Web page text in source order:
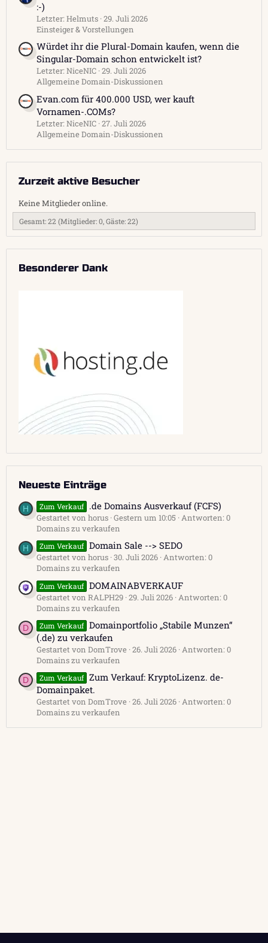
:-)
Letzter: Helmuts 29. Juli 2026
Einsteiger & Vorstellungen
Würdet ihr die Plural-Domain kaufen, wenn die
Singular-Domain schon entwickelt ist?
Letzter: NiceNIC 29. Juli 2026
Allgemeine Domain-Diskussionen
Evan.com für 400.000 USD, wer kauft
Vornamen-.COMs?
Letzter: NiceNIC 27. Juli 2026
Allgemeine Domain-Diskussionen
Zurzeit aktive Besucher
Keine Mitglieder online.
Gesamt: 22 (Mitglieder: 0, Gäste: 22)
Besonderer Dank
Neueste Einträge
H Zum Verkauf .de Domains Ausverkauf (FCFS)
Gestartet von horus Gestern um 10:05 Antworten: 0
Domains zu verkaufen
H Zum Verkauf Domain Sale --> SEDO
Gestartet von horus 30. Juli 2026 Antworten: 0
Domains zu verkaufen
Zum Verkauf DOMAINABVERKAUF
Gestartet von RALPH29 29. Juli 2026 Antworten: 0
Domains zu verkaufen
D Zum Verkauf Domainportfolio „Stabile Munzen“
(.de) zu verkaufen
Gestartet von DomTrove 26. Juli 2026 Antworten: 0
Domains zu verkaufen
D Zum Verkauf Zum Verkauf: KryptoLizenz. de-
Domainpaket.
Gestartet von DomTrove 26. Juli 2026 Antworten: 0
Domains zu verkaufen